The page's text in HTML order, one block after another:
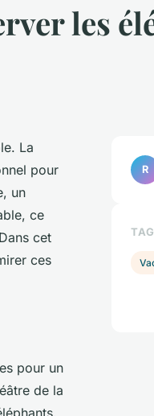
les
La
pour
un
ce
cet
ces
pour un
de la
R